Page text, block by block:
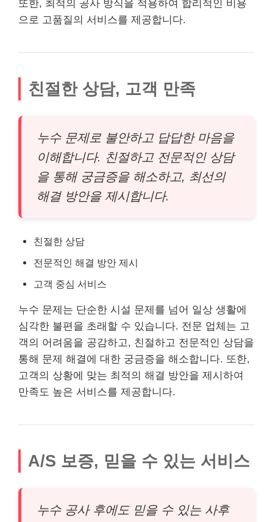
또한, 최적의 공사 방식을 적용하여 합리적인 비용
으로 고품질의 서비스를 제공합니다.
친절한 상담, 고객 만족
누수 문제로 불안하고 답답한 마음을
이해합니다. 친절하고 전문적인 상담
을 통해 궁금증을 해소하고, 최선의
해결 방안을 제시합니다.
친절한 상담
전문적인 해결 방안 제시
고객 중심 서비스
누수 문제는 단순한 시설 문제를 넘어 일상 생활에
심각한 불편을 초래할 수 있습니다. 전문 업체는 고
객의 어려움을 공감하고, 친절하고 전문적인 상담을
통해 문제 해결에 대한 궁금증을 해소합니다. 또한,
고객의 상황에 맞는 최적의 해결 방안을 제시하여
만족도 높은 서비스를 제공합니다.
A/S 보증, 믿을 수 있는 서비스
누수 공사 후에도 믿을 수 있는 사후